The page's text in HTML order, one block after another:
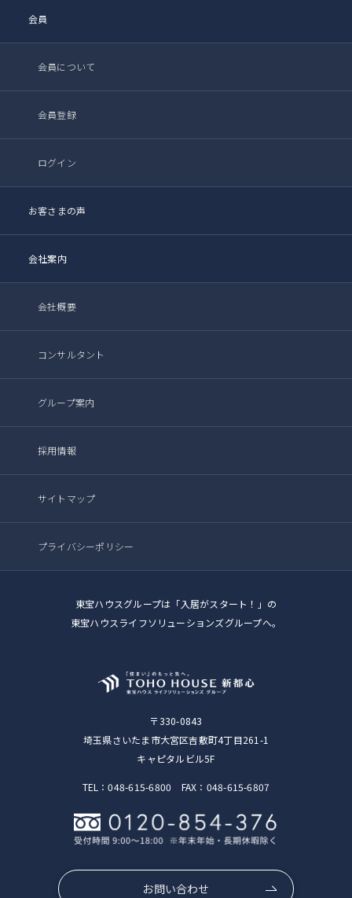
会員
会員について
会員登録
ログイン
お客さまの声
会社案内
会社概要
コンサルタント
グループ案内
採用情報
サイトマップ
プライバシーポリシー
東宝ハウスグループは「入居がスタート！」の
東宝ハウスライフソリューションズグループへ。
〒330-0843
埼玉県さいたま市大宮区吉敷町4丁目261-1
キャピタルビル5F
TEL：048-615-6800 FAX：048-615-6807
お問い合わせ